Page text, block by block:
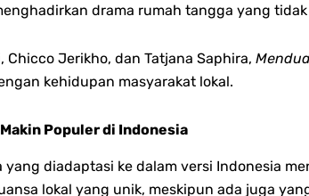
drama rumah tangga yang
Jerikho, dan Tatjana Saphira, Mendua
kehidupan masyarakat lokal.
Populer di Indonesia
yang diadaptasi ke dalam versi Indonesia
lokal yang unik, meskipun ada juga